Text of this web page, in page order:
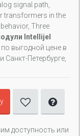
signal path,
transformers in the
Three
Intellijel
выгодной цене в
Петербурге,
доступность или